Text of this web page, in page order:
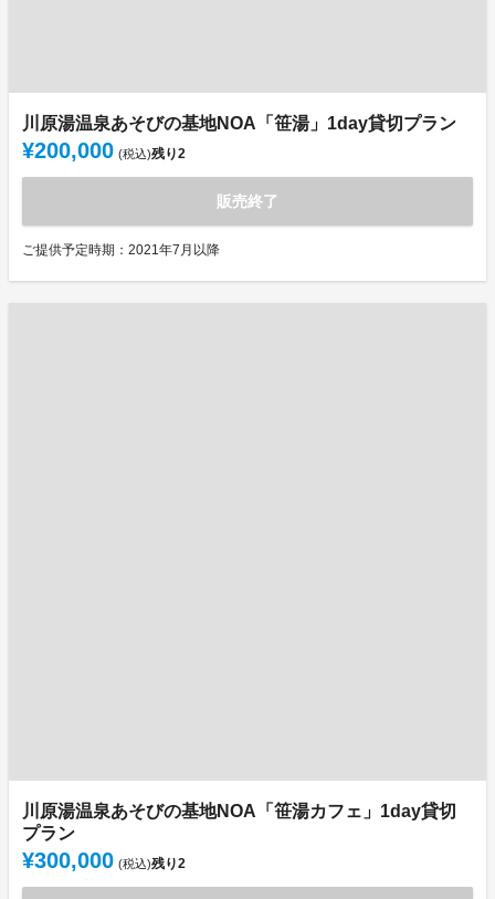
川原湯温泉あそびの基地NOA「笹湯」1day貸切プラン
¥200,000 (税込)残り2
販売終了
ご提供予定時期：2021年7月以降
川原湯温泉あそびの基地NOA「笹湯カフェ」1day貸切
プラン
¥300,000 (税込)残り2